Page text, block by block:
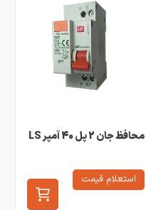
محافظ جان 2 پل 40 آمپر LS
استعلام قیمت